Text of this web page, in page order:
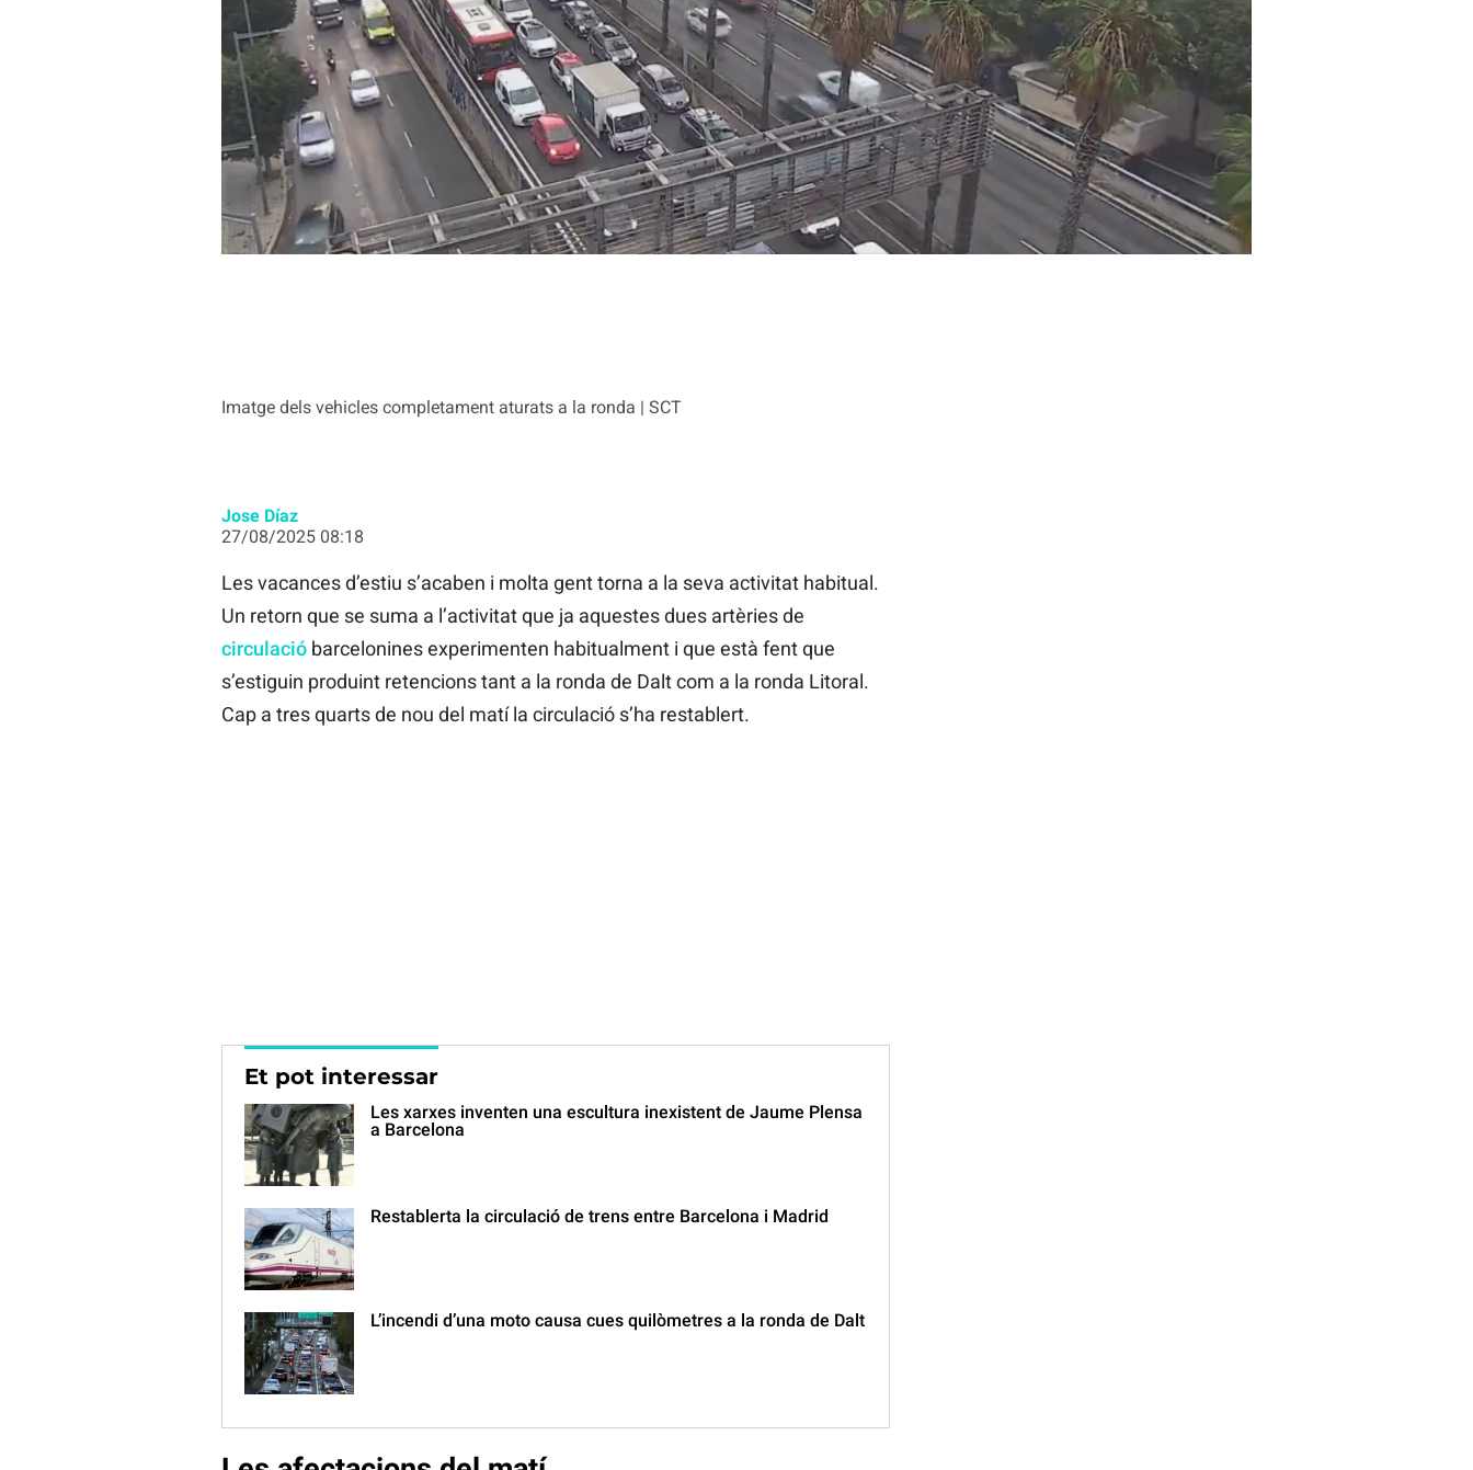
Imatge dels vehicles completament aturats a la ronda | SCT
Jose Díaz
27/08/2025 08:18
Les vacances d’estiu s’acaben i molta gent torna a la seva activitat habitual.
Un retorn que se suma a l’activitat que ja aquestes dues artèries de
circulació barcelonines experimenten habitualment i que està fent que
s’estiguin produint retencions tant a la ronda de Dalt com a la ronda Litoral.
Cap a tres quarts de nou del matí la circulació s’ha restablert.
Et pot interessar
Les xarxes inventen una escultura inexistent de Jaume Plensa
a Barcelona
Restablerta la circulació de trens entre Barcelona i Madrid
L’incendi d’una moto causa cues quilòmetres a la ronda de Dalt